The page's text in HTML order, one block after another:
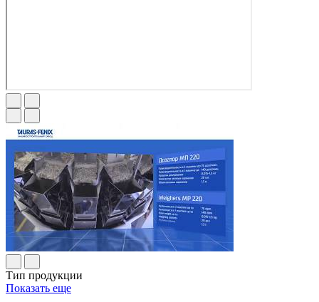
Тип продукции
Показать еще